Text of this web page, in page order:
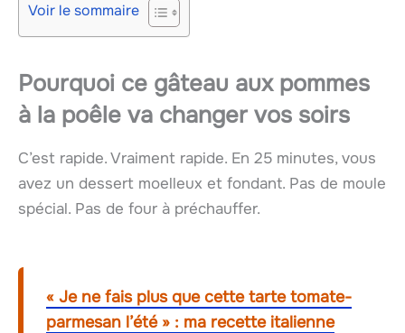
Voir le sommaire
Pourquoi ce gâteau aux pommes
à la poêle va changer vos soirs
C’est rapide. Vraiment rapide. En 25 minutes, vous
avez un dessert moelleux et fondant. Pas de moule
spécial. Pas de four à préchauffer.
« Je ne fais plus que cette tarte tomate-
parmesan l’été » : ma recette italienne